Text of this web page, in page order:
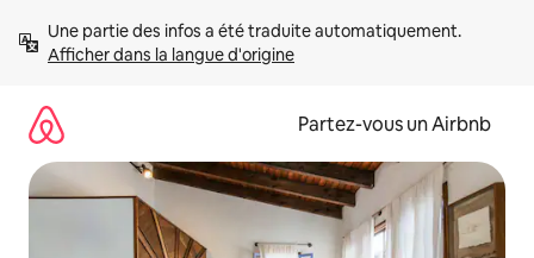
directement
Afficher dans la langue d'origine
Partez-vous un Airbnb